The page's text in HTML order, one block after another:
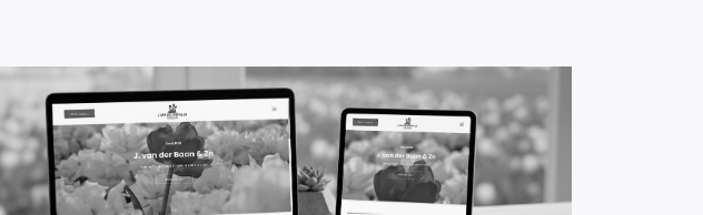
Firma J. van der Baan & Zn. - Bloembollen kwekerij